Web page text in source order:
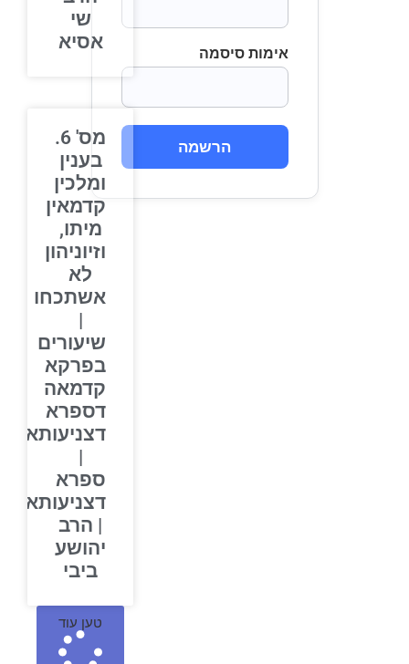
אימות סיסמה
הרשמה
שי
אסיא
מס' 6.
בענין
ומלכין
קדמאין
מיתו,
וזיוניהון
לא
אשתכחו
שיעורים
בפרקא
קדמאה
דספרא
דצניעותא
ספרא
דצניעותא
| הרב
יהושע
ביבי
טען עוד